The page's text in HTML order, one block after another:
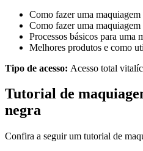
Como fazer uma maquiagem
Como fazer uma
Processos básicos para uma
Melhores produtos e como
Tipo de acesso: Acesso total
Tutorial de
negra
Confira a seguir um tutorial de